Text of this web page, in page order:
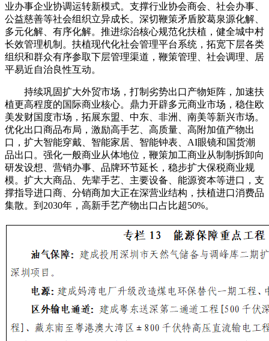
业办事企业协调运转新模式。支撑行业协会商会、社会办事、
公益慈善等社会组织立异成长。深切鞭策矛盾胶葛泉源化解、
多元化解、有序化解。推进综治核心规范化扶植，健全城中村
长效管理机制。扶植现代化社会管理平台系统，拓宽下层各类
组织和群众有序参取下层管理渠道，鞭策管理、社会调理、居
平易近自治良性互动。
持续巩固扩大外贸市场，打制劣势出口产物矩阵，加速扶
植更高程度的国际商业核心。鼎力开辟多元商业市场，稳住欧
美发财国度市场，拓展东盟、中东、非洲、南美等新兴市场。
优化出口商品布局，激励高手艺、高质量、高附加值产物出
口，扩大智能穿戴、智能家居、智能钟表、AI眼镜和国货潮
品出口。强化一般商业从体地位，鞭策加工商业从制制拆卸向
研发设想、营销办事、品牌环节延长，稳步扩大保税商业规
模。扩大大商品、先辈手艺、主要设备、能源资本等进口，支
撑指导进口商、分销商加大正在深营业结构，扶植进口消费品
集散。到2030年，高新手艺产物出口占比超50%。